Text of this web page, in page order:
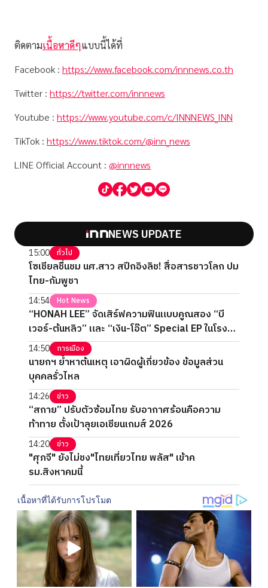
ติดตามเนื้อหาดีๆแบบนี้ได้ที่
Facebook : https://www.facebook.com/innnews.co.th
Twitter : https://twitter.com/innnews
Youtube : https://www.youtube.com/c/INNNEWS_INN
TikTok : https://www.tiktok.com/@inn_news
LINE Official Account : @innnews
NEWS UPDATE
15:00 ทั่วไป
โซเชียลชื่นชม นศ.สาว สปีกอิงลิช! สื่อสารชาวโลก ปม
ไทย-กัมพูชา
14:54 Hot News
“HONAH LEE” จัดเสิร์ฟความฟินแบบคูณสอง “บี
เวอร์-ต้นหลิว” และ “เงิน-โอ๊ต” Special EP ในโรง
ภาพยนตร์ 2 วันเต็ม
14:50 การเมือง
นายกฯ ย้ำหาต้นเหตุ เอาผิดผู้เกี่ยวข้อง ข้อมูลส่วน
บุคคลรั่วไหล
14:26 ข่าว
“สกาย” ปรับตัวซ้อมไทย รับอากาศร้อนคือความ
ท้าทาย ตั้งเป้าลุยเอเชียนเกมส์ 2026
14:20 ข่าว
"ศุภจี" ยังไม่ชง"ไทยเที่ยวไทย พลัส" เข้าค
รม.สิงหาคมนี้